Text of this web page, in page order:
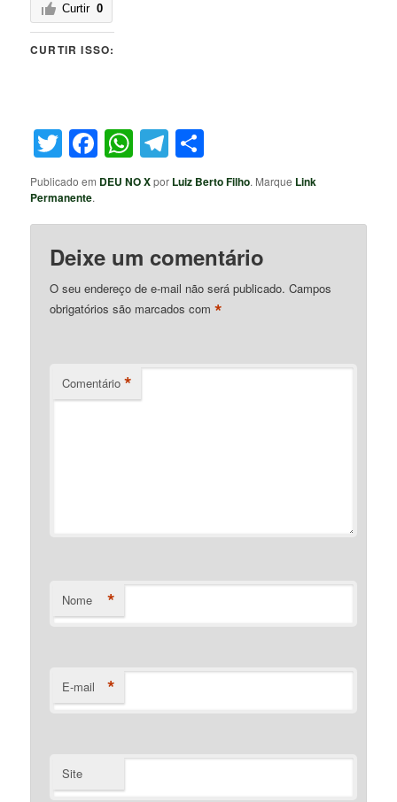
Curtir 0
CURTIR ISSO:
Twitter
Facebook
WhatsApp
Telegram
Publicado em DEU NO Xpor Luiz Berto Filho. Marque Link
Permanente.
Deixe um comentário
O seu endereço de e-mail não será publicado. Campos
obrigatórios são marcados com*
Comentário *
Nome *
E-mail *
Site